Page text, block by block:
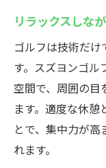
リラックスしな
ゴルフは技術だ
す。スズヨンゴル
空間で、周囲の目
ます。適度な休
とで、集中力が
れます。